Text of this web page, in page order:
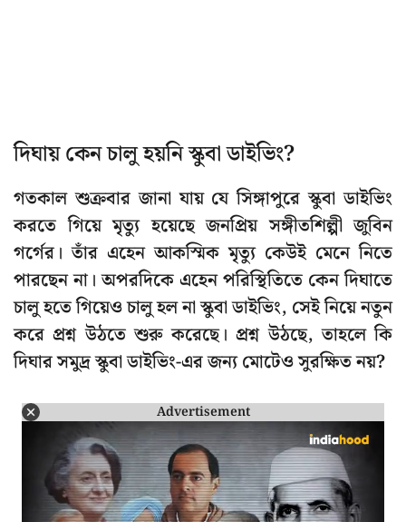
দিঘায় কেন চালু হয়নি স্কুবা ডাইভিং?
গতকাল শুক্রবার জানা যায় যে সিঙ্গাপুরে স্কুবা ডাইভিং
করতে গিয়ে মৃত্যু হয়েছে জনপ্রিয় সঙ্গীতশিল্পী জুবিন
গর্গের। তাঁর এহেন আকস্মিক মৃত্যু কেউই মেনে নিতে
পারছেন না। অপরদিকে এহেন পরিস্থিতিতে কেন দিঘাতে
চালু হতে গিয়েও চালু হল না স্কুবা ডাইভিং, সেই নিয়ে নতুন
করে প্রশ্ন উঠতে শুরু করেছে। প্রশ্ন উঠছে, তাহলে কি
দিঘার সমুদ্র স্কুবা ডাইভিং-এর জন্য মোটেও সুরক্ষিত নয়?
Advertisement